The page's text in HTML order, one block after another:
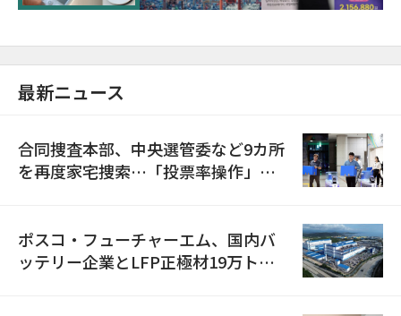
最新ニュース
合同捜査本部、中央選管委など9カ所
を再度家宅捜索…「投票率操作」の
ポスコ・フューチャーエム、国内バ
ッテリー企業とLFP正極材19万トン